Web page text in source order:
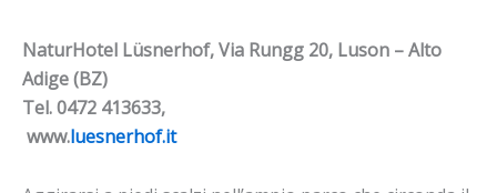
NaturHotel Lüsnerhof, Via Rungg 20, Luson – Alto
Adige (BZ)
Tel. 0472 413633,
www.luesnerhof.it